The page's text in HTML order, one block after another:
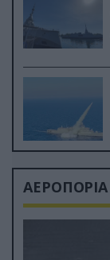
ΑΕΡΟΠΟΡΙΑ